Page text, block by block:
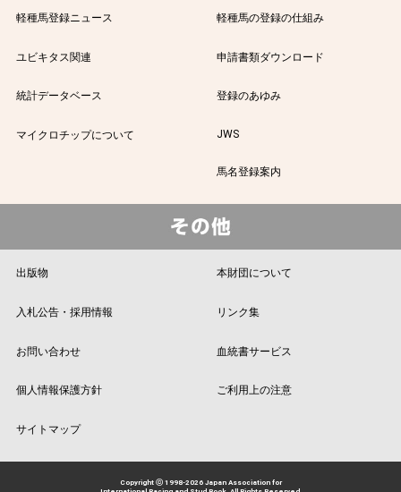
軽種馬登録ニュース 軽種馬の登録の仕組み
ユビキタス関連 申請書類ダウンロード
統計データベース 登録のあゆみ
マイクロチップについて JWS
馬名登録案内
出版物 本財団について
入札公告・採用情報 リンク集
お問い合わせ 血統書サービス
個人情報保護方針 ご利用上の注意
サイトマップ
Copyright ⓒ 1998-2026 Japan Association for